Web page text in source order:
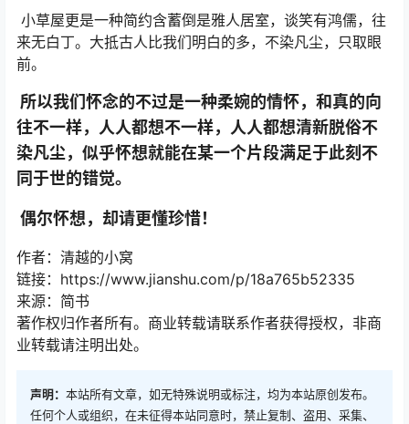
小草屋更是一种简约含蓄倒是雅人居室，谈笑有鸿儒，往
来无白丁。大抵古人比我们明白的多，不染凡尘，只取眼
前。
所以我们怀念的不过是一种柔婉的情怀，和真的向
往不一样，人人都想不一样，人人都想清新脱俗不
染凡尘，似乎怀想就能在某一个片段满足于此刻不
同于世的错觉。
偶尔怀想，却请更懂珍惜！
作者：清越的小窝
链接：https://www.jianshu.com/p/18a765b52335
来源：简书
著作权归作者所有。商业转载请联系作者获得授权，非商
业转载请注明出处。
声明： 本站所有文章，如无特殊说明或标注，均为本站原创发布。
任何个人或组织，在未征得本站同意时，禁止复制、盗用、采集、